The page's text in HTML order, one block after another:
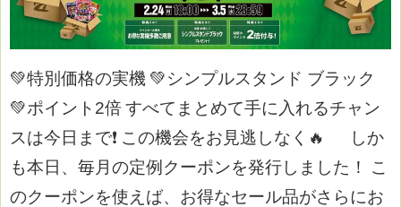
💚特別価格の実機 💚シンプルスタンド ブラック
💚ポイント2倍すべてまとめて手に入れるチャン
スは今日まで❗ この機会をお見逃しなく🔥
しか
も本日、毎月の定例クーポンを発行しました！
こ
のクーポンを使えば、お得なセール品がさらにお